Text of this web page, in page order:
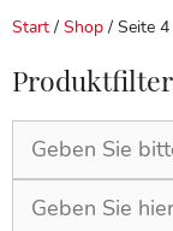
Start / Shop / Seite 4
Produktfilter